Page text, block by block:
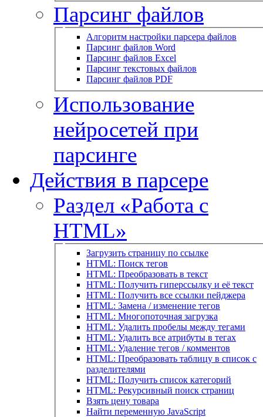
Парсинг файлов
Алгоритм настройки парсера файлов
Парсинг файлов Word
Парсинг файлов Excel
Парсинг текстовых файлов
Парсинг файлов PDF
Использование
нейросетей при
парсинге
Действия в парсере
Раздел «Работа с
HTML»
Загрузить страницу по ссылке
HTML: Поиск тегов
HTML: Преобразовать в текст
HTML: Получить гиперссылку и её текст
HTML: Получить все ссылки пейджера
HTML: Замена / изменение тегов
HTML: Многопоточная загрузка
HTML: Удалить пробелы между тегами
HTML: Удалить все атрибуты в тегах
HTML: Удаление тегов / комментов
HTML: Преобразовать таблицу в список с
разделителями
HTML: Получить список категорий
HTML: Рекурсивный поиск страниц
Взять цену товара
Найти переменную JavaScript